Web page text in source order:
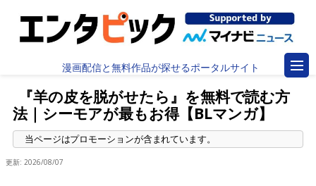
漫画配信と無料作品が探せるポータルサイト
『羊の皮を脱がせたら』を無料で読む方
法｜シーモアが最もお得【BLマンガ】
更新: 2026/08/07